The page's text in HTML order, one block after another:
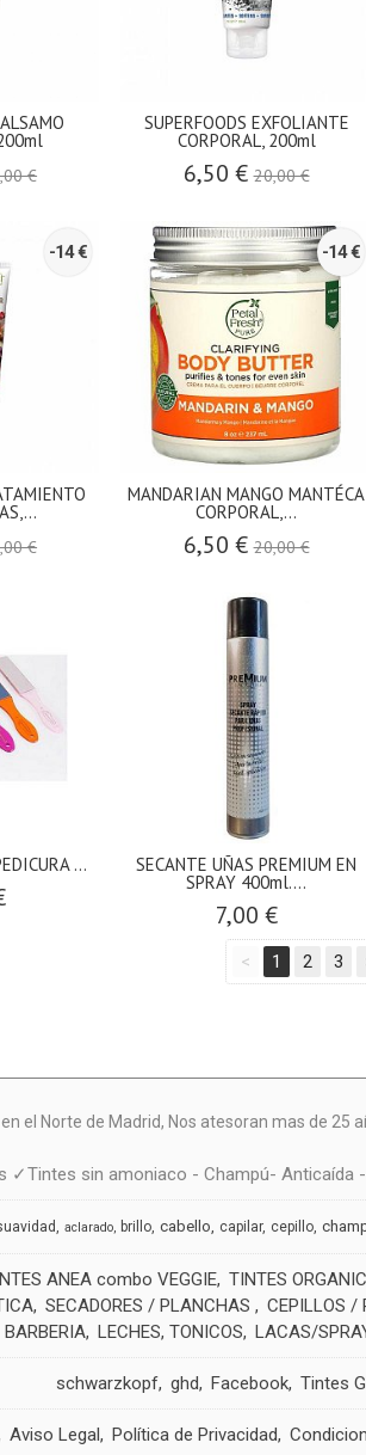
€
SUPERFOODS EXFOLIANTE
CORPORAL, 200ml
6,50 €20,00 €
-14 €
€
-14 €
MANDARIAN MANGO MANTÉCA
CORPORAL,...
6,50 €20,00 €
... SECANTE UÑAS PREMIUM EN
SPRAY 400ml....
7,00 €
< 1 2 3
el Norte de Madrid, Nos atesoran mas de 25
✓Tintes sin amoniaco - Champú- Anticaída
aclarado brillo cabello capilar cepillo
ANEA combo VEGGIE TINTES
SECADORES / PLANCHAS CEPILLOS /
BARBERIA
LECHES, TONICOS LACAS/
schwarzkopf ghd Facebook Tintes
Aviso Legal Política de Privacidad